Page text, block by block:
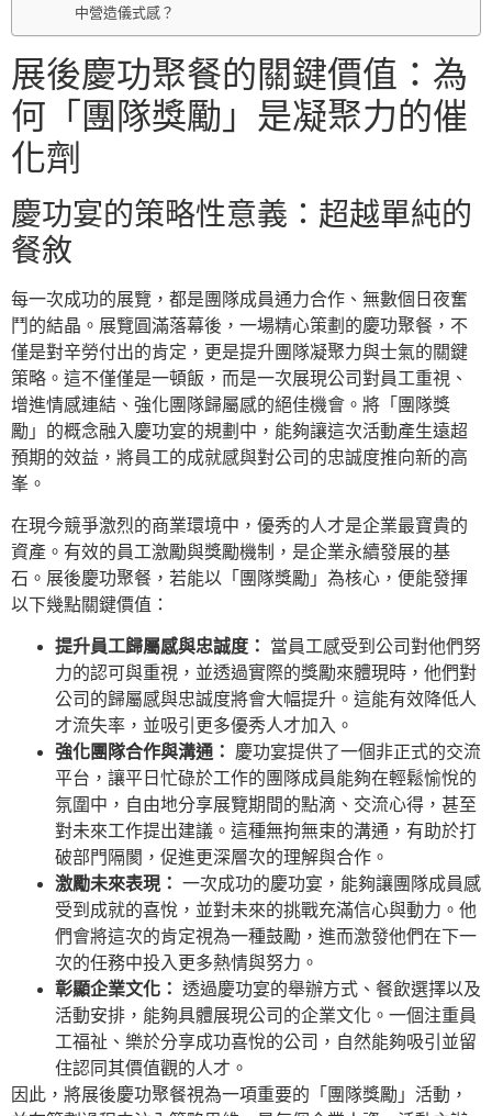
中營造儀式感？
展後慶功聚餐的關鍵價值：為
何「團隊獎勵」是凝聚力的催
化劑
慶功宴的策略性意義：超越單純的
餐敘
每一次成功的展覽，都是團隊成員通力合作、無數個日夜奮
鬥的結晶。展覽圓滿落幕後，一場精心策劃的慶功聚餐，不
僅是對辛勞付出的肯定，更是提升團隊凝聚力與士氣的關鍵
策略。這不僅僅是一頓飯，而是一次展現公司對員工重視、
增進情感連結、強化團隊歸屬感的絕佳機會。將「團隊獎
勵」的概念融入慶功宴的規劃中，能夠讓這次活動產生遠超
預期的效益，將員工的成就感與對公司的忠誠度推向新的高
峯。
在現今競爭激烈的商業環境中，優秀的人才是企業最寶貴的
資產。有效的員工激勵與獎勵機制，是企業永續發展的基
石。展後慶功聚餐，若能以「團隊獎勵」為核心，便能發揮
以下幾點關鍵價值：
提升員工歸屬感與忠誠度：
當員工感受到公司對他們努
力的認可與重視，並透過實際的獎勵來體現時，他們對
公司的歸屬感與忠誠度將會大幅提升。這能有效降低人
才流失率，並吸引更多優秀人才加入。
強化團隊合作與溝通：
慶功宴提供了一個非正式的交流
平台，讓平日忙碌於工作的團隊成員能夠在輕鬆愉悅的
氛圍中，自由地分享展覽期間的點滴、交流心得，甚至
對未來工作提出建議。這種無拘無束的溝通，有助於打
破部門隔閡，促進更深層次的理解與合作。
激勵未來表現： 一次成功的慶功宴，能夠讓團隊成員感
受到成就的喜悅，並對未來的挑戰充滿信心與動力。他
們會將這次的肯定視為一種鼓勵，進而激發他們在下一
次的任務中投入更多熱情與努力。
彰顯企業文化： 透過慶功宴的舉辦方式、餐飲選擇以及
活動安排，能夠具體展現公司的企業文化。一個注重員
工福祉、樂於分享成功喜悅的公司，自然能夠吸引並留
住認同其價值觀的人才。
因此，將展後慶功聚餐視為一項重要的「團隊獎勵」活動，